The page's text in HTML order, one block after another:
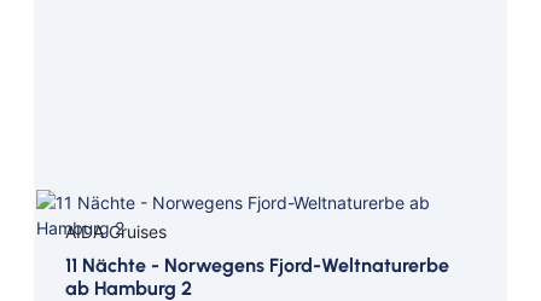
Arktis
Transreise
AIDA Cruises
11 Nächte - Norwegens Fjord-Weltnaturerbe
ab Hamburg 2